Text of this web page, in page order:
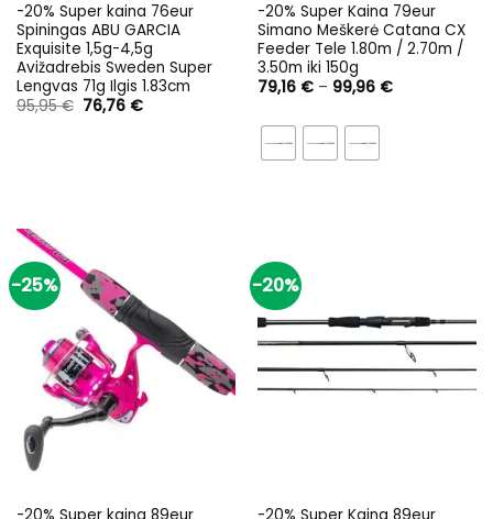
-20% Super kaina 76eur
Spiningas ABU GARCIA
Exquisite 1,5g-4,5g
Avižadrebis Sweden Super
Lengvas 71g Ilgis 1.83cm
95,95€ Original
price
76,76 €Current
-20% Super Kaina 79eur
Simano Meškerė Catana CX
Feeder Tele 1.80m / 2.70m /
3.50m iki 150g
79,16 € – 99,96 €Price
-25%
-20% Super kaina 89eur
-20%
-20% Super Kaina 89eur